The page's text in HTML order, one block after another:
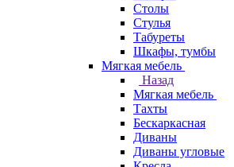
Столы
Стулья
Табуреты
Шкафы, тумбы
Мягкая мебель
Назад
Мягкая мебель
Тахты
Бескаркасная
Диваны
Диваны угловые